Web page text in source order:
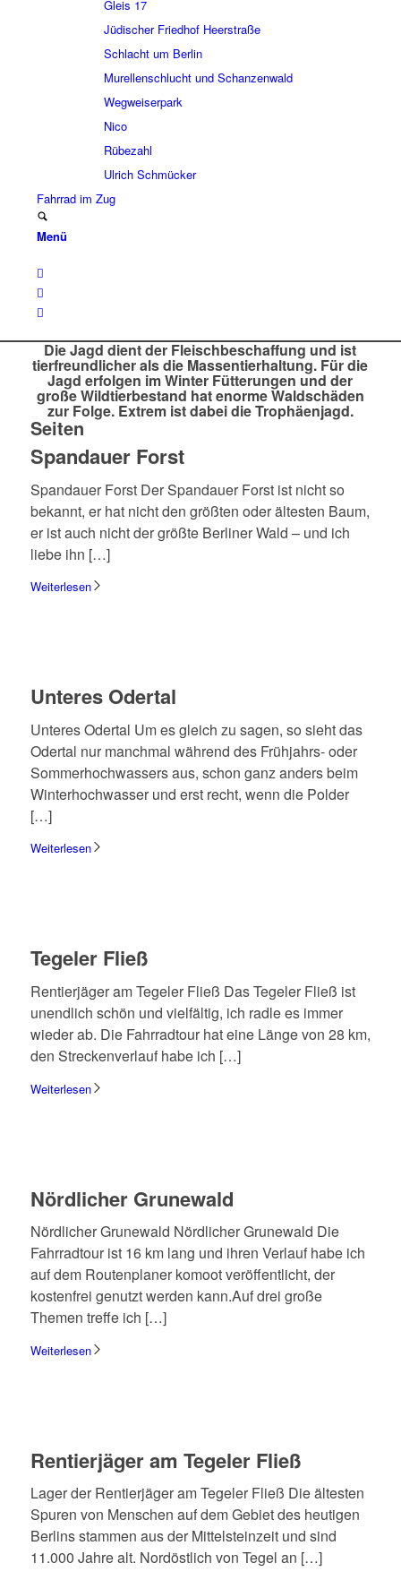
Gleis 17
Jüdi­scher Fried­hof Heer­straße
Schlacht um Berlin
Murel­len­schlucht und Schan­zen­wald
Wegwei­ser­park
Nico
Rübe­zahl
Ulrich Schmücker
Fahr­rad im Zug
Menü
Die Jagd dient der Fleisch­be­schaf­fung und ist
tier­freund­li­cher als die Massen­tier­hal­tung. Für die
Jagd erfol­gen im Winter Fütte­run­gen und der
große Wild­tier­be­stand hat enorme Wald­schä­den
zur Folge. Extrem ist dabei die Trophä­en­jagd.
Seiten
Span­dauer Forst
Span­dauer Forst Der Span­dauer Forst ist nicht so
bekannt, er hat nicht den größ­ten oder älte­sten Baum,
er ist auch nicht der größte Berli­ner Wald – und ich
liebe ihn […]
Weiterlesen
Unte­res Oder­tal
Unte­res Oder­tal Um es gleich zu sagen, so sieht das
Oder­tal nur manch­mal während des Früh­­jahrs- oder
Sommer­hoch­was­sers aus, schon ganz anders beim
Winter­hoch­was­ser und erst recht, wenn die Polder
[…]
Weiterlesen
Tege­ler Fließ
Rentier­jä­ger am Tege­ler Fließ Das Tege­ler Fließ ist
unend­lich schön und viel­fäl­tig, ich radle es immer
wieder ab. Die Fahr­rad­tour hat eine Länge von 28 km,
den Strecken­ver­lauf habe ich […]
Weiterlesen
Nörd­li­cher Grune­wald
Nörd­li­cher Grune­wald Nörd­li­cher Grune­wald Die
Fahr­rad­tour ist 16 km lang und ihren Verlauf habe ich
auf dem Routen­pla­ner komoot veröf­fent­licht, der
kosten­frei genutzt werden kann.Auf drei große
Themen treffe ich […]
Weiterlesen
Rentier­jä­ger am Tege­ler Fließ
Lager der Rentier­jä­ger am Tege­ler Fließ Die älte­sten
Spuren von Menschen auf dem Gebiet des heuti­gen
Berlins stam­men aus der Mittel­stein­zeit und sind
11.000 Jahre alt. Nord­öst­lich von Tegel an […]